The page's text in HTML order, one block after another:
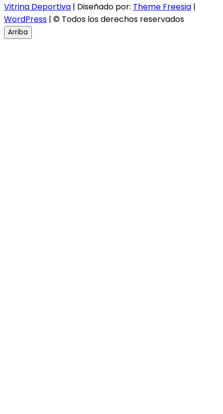
Vitrina Deportiva | Diseñado por: Theme Freesia |
WordPress | © Todos los derechos reservados
Arriba